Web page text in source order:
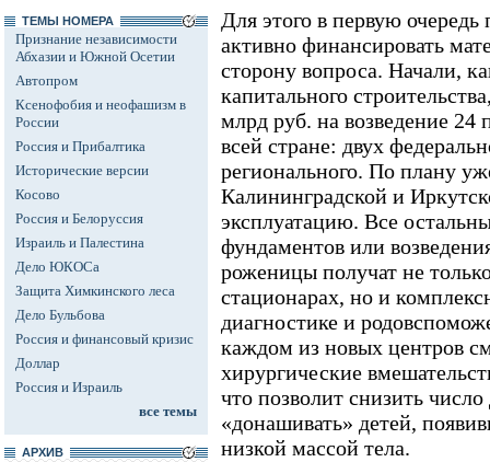
ТЕМЫ НОМЕРА
Признание независимости
Абхазии и Южной Осетии
Автопром
Ксенофобия и неофашизм в
России
Россия и Прибалтика
Исторические версии
Косово
Россия и Белоруссия
Израиль и Палестина
Дело ЮКОСа
Защита Химкинского леса
Дело Бульбова
Россия и финансовый кризис
Доллар
Россия и Израиль
все темы
АРХИВ
Для этого в первую
активно финансировать
сторону вопроса. Начали,
капитального
млрд руб. на возведение 24
всей стране: двух
регионального. По плану
Калининградской и
эксплуатацию. Все
фундаментов или
роженицы получат не
стационарах, но и
диагностике и
каждом из новых центров
хирургические
что позволит снизить
«донашивать» детей,
низкой массой тела.